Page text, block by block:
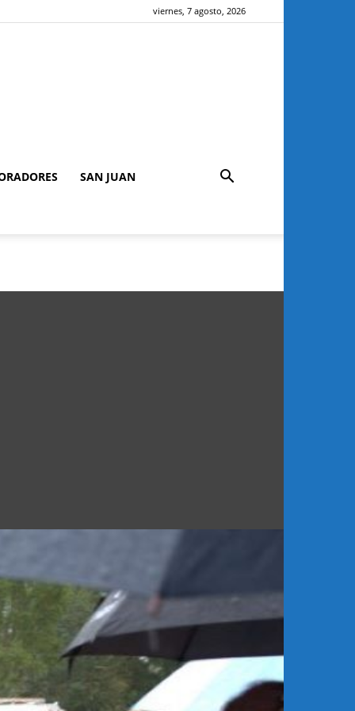
viernes, 7 agosto, 2026
SAN JUAN